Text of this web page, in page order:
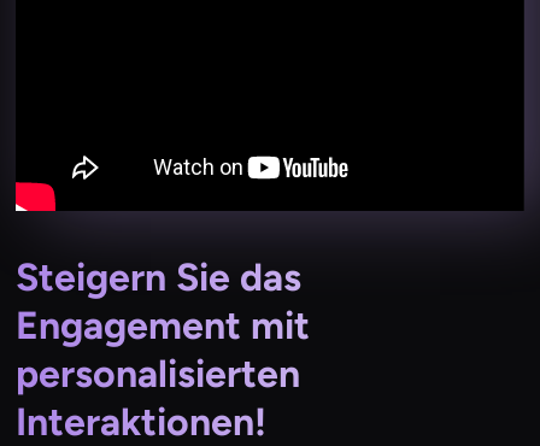
Steigern Sie das
Engagement mit
personalisierten
Interaktionen!